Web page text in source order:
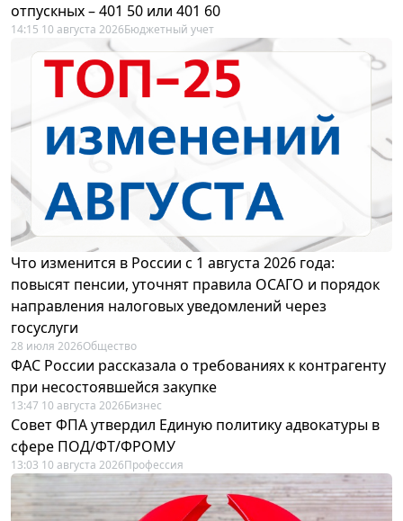
отпускных – 401 50 или 401 60
14:15 10 августа 2026Бюджетный учет
Что изменится в России с 1 августа 2026 года:
повысят пенсии, уточнят правила ОСАГО и порядок
направления налоговых уведомлений через
госуслуги
28 июля 2026Общество
ФАС России рассказала о требованиях к контрагенту
при несостоявшейся закупке
13:47 10 августа 2026Бизнес
Совет ФПА утвердил Единую политику адвокатуры в
сфере ПОД/ФТ/ФРОМУ
13:03 10 августа 2026Профессия